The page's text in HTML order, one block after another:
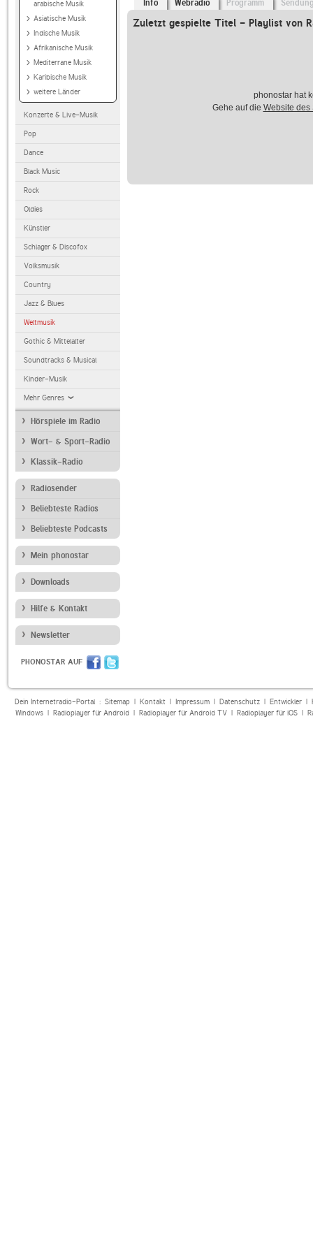
arabische Musik
Asiatische Musik
Indische Musik
Afrikanische Musik
Mediterrane Musik
Karibische Musik
weitere Länder
Konzerte & Live-Musik
Pop
Dance
Black Music
Rock
Oldies
Künstler
Schlager & Discofox
Volksmusik
Country
Jazz & Blues
Weltmusik
Gothic & Mittelalter
Soundtracks & Musical
Kinder-Musik
Mehr Genres
Hörspiele im Radio
Wort- & Sport-Radio
Klassik-Radio
Radiosender
Beliebteste Radios
Beliebteste Podcasts
Mein phonostar
Downloads
Hilfe & Kontakt
Newsletter
PHONOSTAR AUF
Info Webradio Programm
Zuletzt gespielte Titel - Playlist von
phonostar hat
Gehe auf die Website des
Dein Internetradio-Portal : Sitemap| Kontakt| Impressum| Datenschutz| Entwickler|
Windows| Radioplayer für Android| Radioplayer für Android TV| Radioplayer für iOS|